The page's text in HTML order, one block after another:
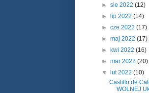
►sie 2022(12)
►
lip 2022(14)
►cze 2022(17)
►maj 2022(17)
►
kwi 2022(16)
►mar 2022(20)
▼
lut 2022(10)
Castillo de
WOLNEJ